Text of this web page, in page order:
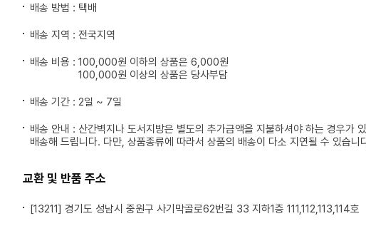
배송 방법 : 택배
배송 지역 : 전국지역
배송 비용 : 100,000원 이하의 상품은 6,000원
100,000원 이상의 상품은 당사부담
배송 기간 : 2일 ~ 7일
배송 안내 : 산간벽지나 도서지방은 별도의 추가금액을 지불하셔야 하는 경우가
배송해 드립니다. 다만, 상품종류에 따라서 상품의 배송이 다소 지연될 수 있습니
교환 및 반품 주소
[13211] 경기도 성남시 중원구 사기막골로62번길 33 지하1층 111,112,113,114호